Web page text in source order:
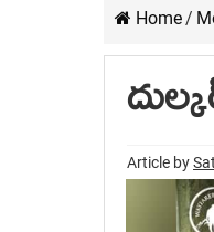
Home/
Article by